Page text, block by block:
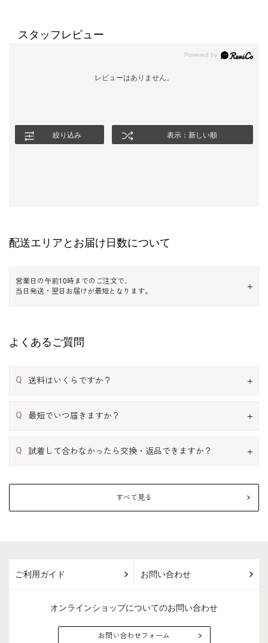
スタッフレビュー
レビューはありません。
絞り込み 表示：新しい順
配送エリアとお届け日数について
営業日の午前10時までのご注文で、
当日発送・翌日お届けが最短となります。
よくあるご質問
Q 送料はいくらですか？
Q 最短でいつ届きますか？
Q 試着して合わなかったら交換・返品できますか？
すべて見る
ご利用ガイド お問い合わせ
オンラインショップについてのお問い合わせ
お問い合わせフォーム